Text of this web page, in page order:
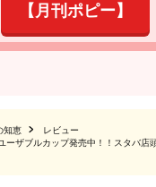
【月刊ポピー】
知恵
レビュー
ーザブルカップ発売中！！スタバ店